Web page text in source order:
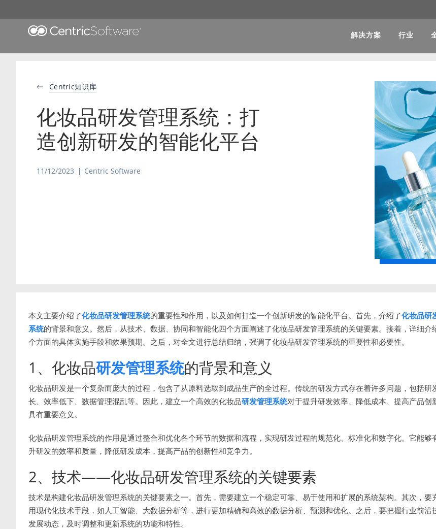
解决方案 行业
Centric知识库
化妆品研发管理系统：打
造创新研发的智能化平台
11/12/2023 Centric Software
本文主要介绍了化妆品研发管理系统的重要性和作用，以及如何打造一个创新研发的智能化平台。首先，介绍了化妆品研
系统的背景和意义。然后，从技术、数据、协同和智能化四个方面阐述了化妆品研发管理系统的关键要素。接着，详细介
个方面的具体实施手段和效果预期。之后，对全文进行总结归纳，强调了化妆品研发管理系统的重要性和必要性。
1、化妆品研发管理系统的背景和意义
化妆品研发是一个复杂而庞大的过程，包含了从原料选取到成品生产的全过程。传统的研发方式存在着许多问题，包括研
长、效率低下、数据管理混乱等。因此，建立一个高效的化妆品研发管理系统对于提升研发效率、降低成本、提高产品创
具有重要意义。
化妆品研发管理系统的作用是通过整合和优化各个环节的数据和流程，实现研发过程的规范化、标准化和数字化。它能够
升研发的效率和质量，降低研发成本，提高产品的创新性和竞争力。
2、技术——化妆品研发管理系统的关键要素
技术是构建化妆品研发管理系统的关键要素之一。首先，需要建立一个稳定可靠、易于使用和扩展的系统架构。其次，要
用现代化技术手段，如人工智能、大数据分析等，进行更加精确和高效的数据分析、预测和优化。之后，要把握行业前沿
发展动态，及时调整和更新系统的功能和特性。